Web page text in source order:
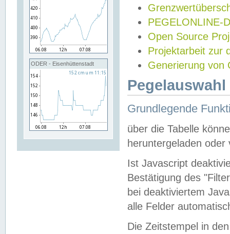
ODER - Eisenhüttenstadt
PEGELONLINE-
Open Source
Projektarbeit zur
Generierung von
Grundlegende
über die Tabelle
heruntergeladen oder
Ist Javascript
Bestätigung des
bei deaktiviertem
alle Felder
Die Zeitstempel in